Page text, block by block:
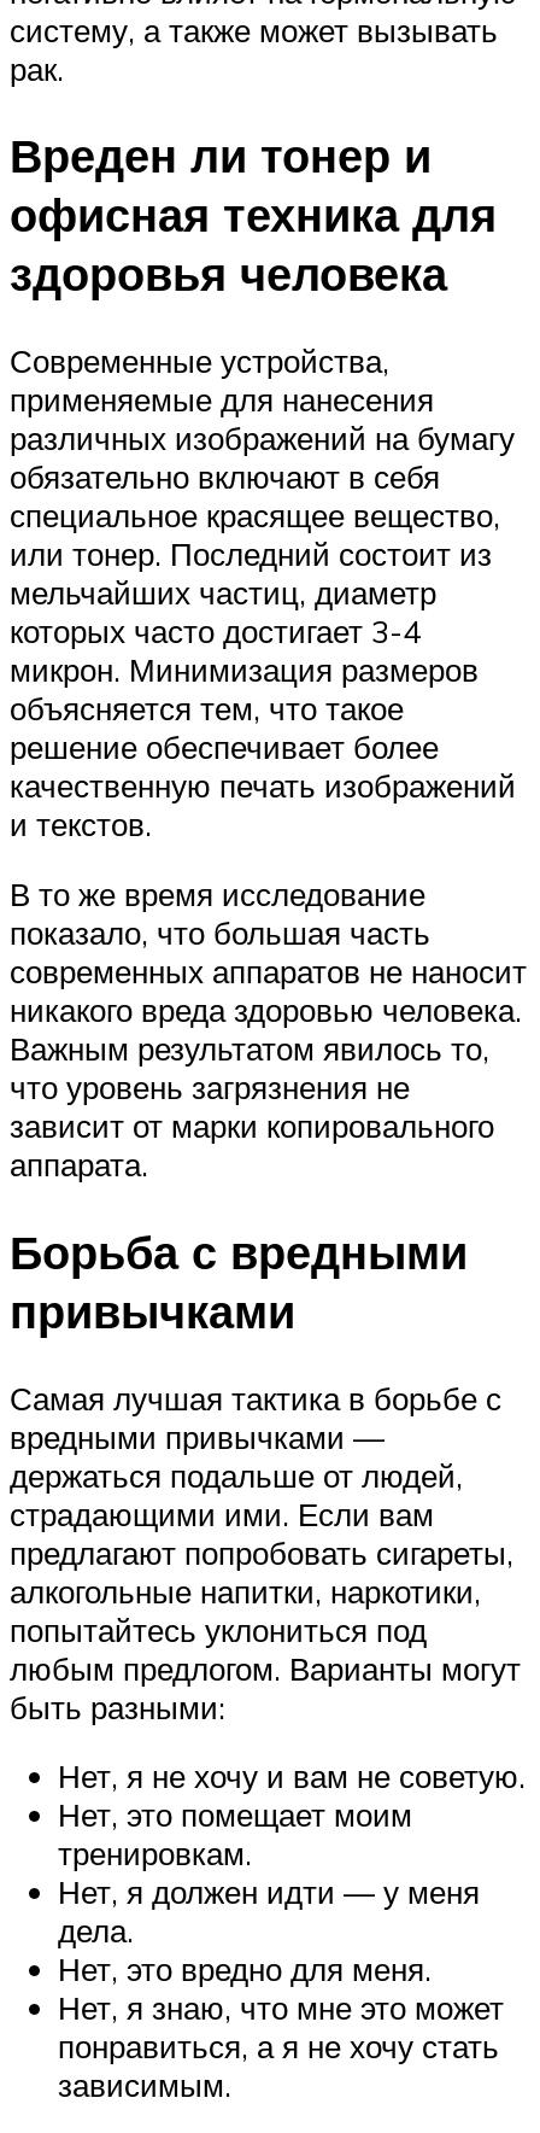
систему, а также может вызывать
рак.
Вреден ли тонер и
офисная техника для
здоровья человека
Современные устройства,
применяемые для нанесения
различных изображений на бумагу
обязательно включают в себя
специальное красящее вещество,
или тонер. Последний состоит из
мельчайших частиц, диаметр
которых часто достигает 3-4
микрон. Минимизация размеров
объясняется тем, что такое
решение обеспечивает более
качественную печать изображений
и текстов.
В то же время исследование
показало, что большая часть
современных аппаратов не наносит
никакого вреда здоровью человека.
Важным результатом явилось то,
что уровень загрязнения не
зависит от марки копировального
аппарата.
Борьба с вредными
привычками
Самая лучшая тактика в борьбе с
вредными привычками —
держаться подальше от людей,
страдающими ими. Если вам
предлагают попробовать сигареты,
алкогольные напитки, наркотики,
попытайтесь уклониться под
любым предлогом. Варианты могут
быть разными:
Нет, я не хочу и вам не советую.
Нет, это помещает моим
тренировкам.
Нет, я должен идти — у меня
дела.
Нет, это вредно для меня.
Нет, я знаю, что мне это может
понравиться, а я не хочу стать
зависимым.